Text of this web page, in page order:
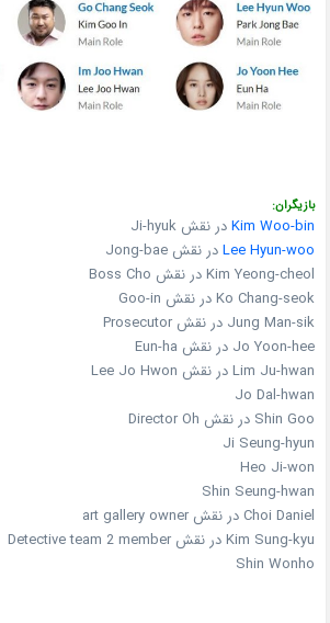
بازیگران:
Kim Woo-binدر نقش Ji-hyuk
Lee Hyun-wooدر نقش Jong-bae
Kim Yeong-cheol در نقش Boss Cho
Ko Chang-seok در نقش Goo-in
Jung Man-sik در نقش Prosecutor
Jo Yoon-hee در نقش Eun-ha
Lim Ju-hwan در نقش Lee Jo Hwon
Jo Dal-hwan
Shin Goo در نقش Director Oh
Ji Seung-hyun
Heo Ji-won
Shin Seung-hwan
Choi Daniel در نقش art gallery owner
Kim Sung-kyu در نقش Detective team 2 member
Shin Wonho